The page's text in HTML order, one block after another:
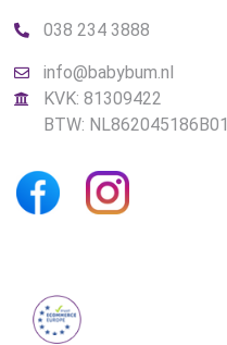
038 234 3888
info@babybum.nl
KVK: 81309422
BTW: NL862045186B01